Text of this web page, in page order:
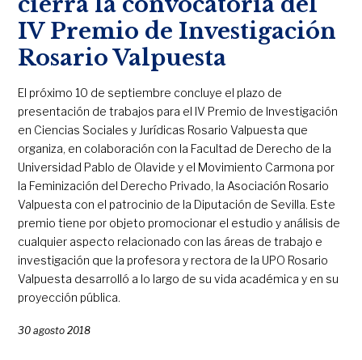
IV Premio de Investigación
Rosario Valpuesta
El próximo 10 de septiembre concluye el plazo de
presentación de trabajos para el IV Premio de Investigación
en Ciencias Sociales y Jurídicas Rosario Valpuesta que
organiza, en colaboración con la Facultad de Derecho de la
Universidad Pablo de Olavide y el Movimiento Carmona por
la Feminización del Derecho Privado, la Asociación Rosario
Valpuesta con el patrocinio de la Diputación de Sevilla. Este
premio tiene por objeto promocionar el estudio y análisis de
cualquier aspecto relacionado con las áreas de trabajo e
investigación que la profesora y rectora de la UPO Rosario
Valpuesta desarrolló a lo largo de su vida académica y en su
proyección pública.
30 agosto 2018